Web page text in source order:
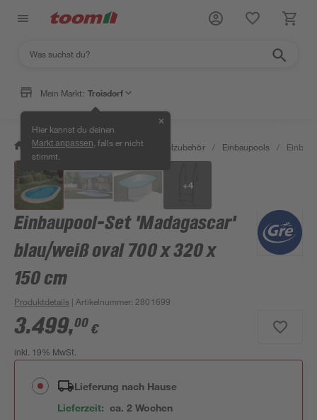
Mein Markt: Troisdorf
Hier kannst du deinen
Markt anpassen , falls er nicht
stimmt.
✕
/ Garten & Freizeit / Pools & Poolzubehör / Einbaupools /
+4
Einbaupool-Set 'Madagascar'
blau/weiß oval 700 x 320 x
150 cm
Produktdetails | Artikelnummer: 2801699
3.499,00 €
inkl. 19% MwSt.
Lieferung nach Hause
Lieferzeit: ca. 2 Wochen